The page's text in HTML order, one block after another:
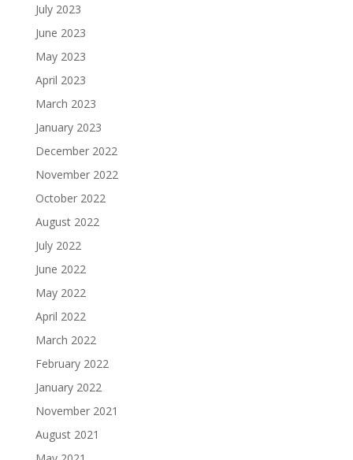
July 2023
June 2023
May 2023
April 2023
March 2023
January 2023
December 2022
November 2022
October 2022
August 2022
July 2022
June 2022
May 2022
April 2022
March 2022
February 2022
January 2022
November 2021
August 2021